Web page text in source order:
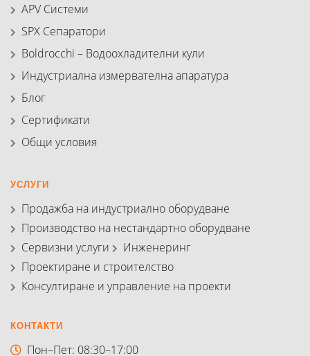
APV Системи
SPX Сепаратори
Boldrocchi – Водоохладителни кули
Индустриална измервателна апаратура
Блог
Сертификати
Общи условия
УСЛУГИ
Продажба на индустриално оборудване
Производство на нестандартно оборудване
Сервизни услуги
Инженеринг
Проектиране и строителство
Консултиране и управление на проекти
КОНТАКТИ
Пон–Пет: 08:30–17:00